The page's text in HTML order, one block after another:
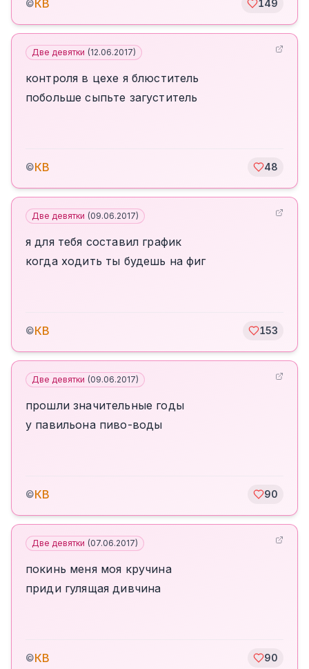
©КВ 149
Две девятки (12.06.2017)
контроля в цехе я блюститель
побольше сыпьте загуститель
©КВ 48
Две девятки (09.06.2017)
я для тебя составил график
когда ходить ты будешь на фиг
©КВ 153
Две девятки (09.06.2017)
прошли значительные годы
у павильона пиво-воды
©КВ 90
Две девятки (07.06.2017)
покинь меня моя кручина
приди гулящая дивчина
©КВ 90